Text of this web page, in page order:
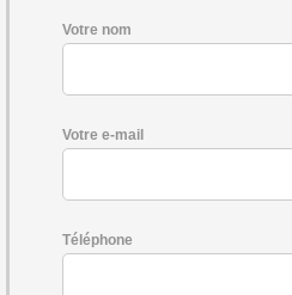
Votre nom
Votre e-mail
Téléphone